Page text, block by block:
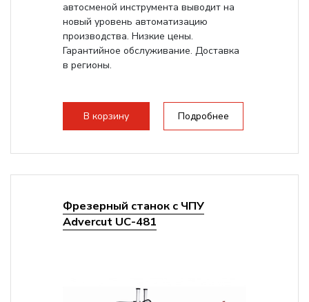
автосменой инструмента выводит на
новый уровень автоматизацию
производства. Низкие цены.
Гарантийное обслуживание. Доставка
в регионы.
В корзину Подробнее
Фрезерный станок с ЧПУ
Advercut UС-481